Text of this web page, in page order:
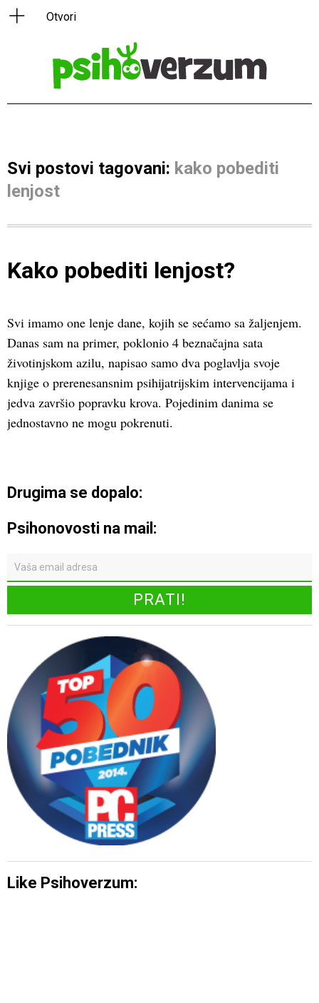
Svi postovi tagovani: kako pobediti
lenjost
Kako pobediti lenjost?
Svi imamo one lenje dane, kojih se sećamo sa žaljenjem.
Danas sam na primer, poklonio 4 beznačajna sata
životinjskom azilu, napisao samo dva poglavlja svoje
knjige o prerenesansnim psihijatrijskim intervencijama i
jedva završio popravku krova. Pojedinim danima se
jednostavno ne mogu pokrenuti.
Drugima se dopalo:
Psihonovosti na mail:
Like Psihoverzum: